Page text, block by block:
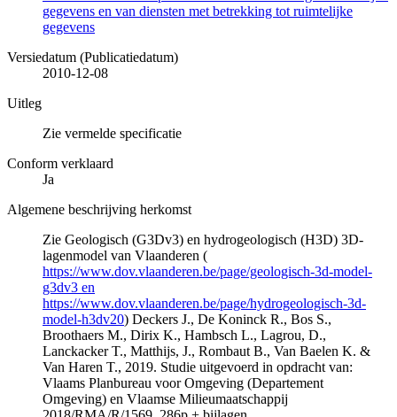
gegevens en van diensten met betrekking tot ruimtelijke
gegevens
Versiedatum (Publicatiedatum)
2010-12-08
Uitleg
Zie vermelde specificatie
Conform verklaard
Ja
Algemene beschrijving herkomst
Zie Geologisch (G3Dv3) en hydrogeologisch (H3D) 3D-
lagenmodel van Vlaanderen (
https://www.dov.vlaanderen.be/page/geologisch-3d-model-
g3dv3 en
https://www.dov.vlaanderen.be/page/hydrogeologisch-3d-
model-h3dv20) Deckers J., De Koninck R., Bos S.,
Broothaers M., Dirix K., Hambsch L., Lagrou, D.,
Lanckacker T., Matthijs, J., Rombaut B., Van Baelen K. &
Van Haren T., 2019. Studie uitgevoerd in opdracht van:
Vlaams Planbureau voor Omgeving (Departement
Omgeving) en Vlaamse Milieumaatschappij